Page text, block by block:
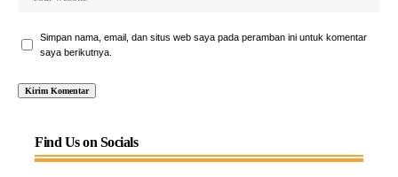
Simpan nama, email, dan situs web saya pada peramban ini untuk komentar
saya berikutnya.
Find Us on Socials